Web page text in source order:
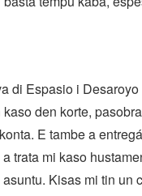
di Espasio i
den korte,
E tambe a
trata mi kaso
Kisas mi tin un